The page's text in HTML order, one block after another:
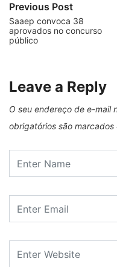
Previous Post
Saaep convoca 38
aprovados no concurso
público
Leave a Reply
O seu endereço de e-mail
obrigatórios são marcados